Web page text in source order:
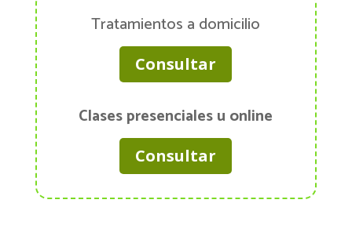
Tratamientos a domicilio
Consultar
Clases presenciales u online
Consultar